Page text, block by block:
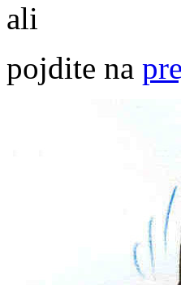
ali
pojdite na